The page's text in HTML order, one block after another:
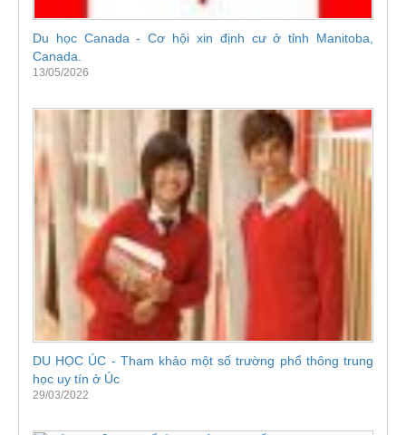
Du học Canada - Cơ hội xin định cư ở tỉnh Manitoba,
Canada.
13/05/2026
DU HỌC ÚC - Tham khảo một số trường phổ thông trung
học uy tín ở Úc
29/03/2022